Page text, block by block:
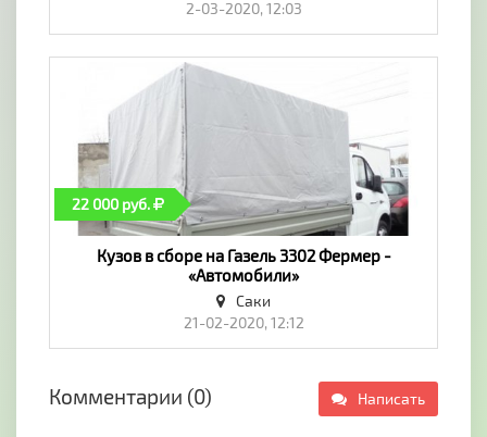
2-03-2020, 12:03
22 000 руб.
Кузов в сборе на Газель 3302 Фермер -
«Автомобили»
Саки
21-02-2020, 12:12
Комментарии (0) Написать